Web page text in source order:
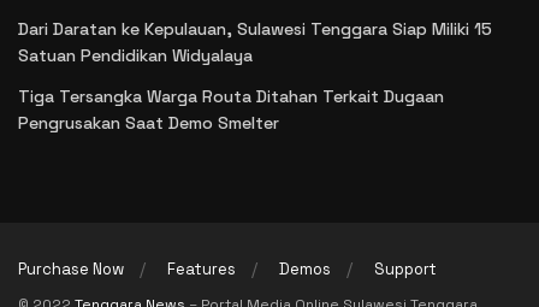
Dari Daratan ke Kepulauan, Sulawesi Tenggara Siap Miliki 15
Satuan Pendidikan Widyalaya
Tiga Tersangka Warga Routa Ditahan Terkait Dugaan
Pengrusakan Saat Demo Smelter
Purchase Now Features Demos Support